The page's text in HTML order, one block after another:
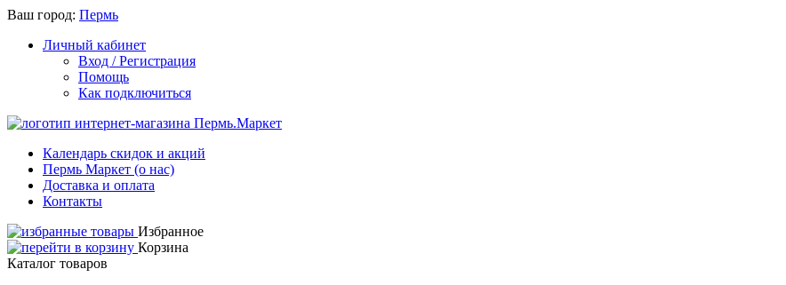
Ваш город: Пермь
Личный кабинет
Вход / Регистрация
Помощь
Как подключиться
Календарь скидок и акций
Пермь Маркет (о нас)
Доставка и оплата
Контакты
Избранное
Корзина
Каталог товаров